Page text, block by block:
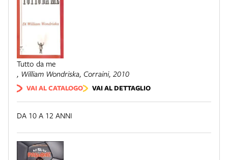
Tutto da me
, William Wondriska, Corraini, 2010
VAI AL CATALOGO VAI AL DETTAGLIO
DA 10 A 12 ANNI